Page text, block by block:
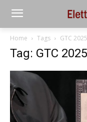
Home Tags GTC 2025
Tag: GTC 2025